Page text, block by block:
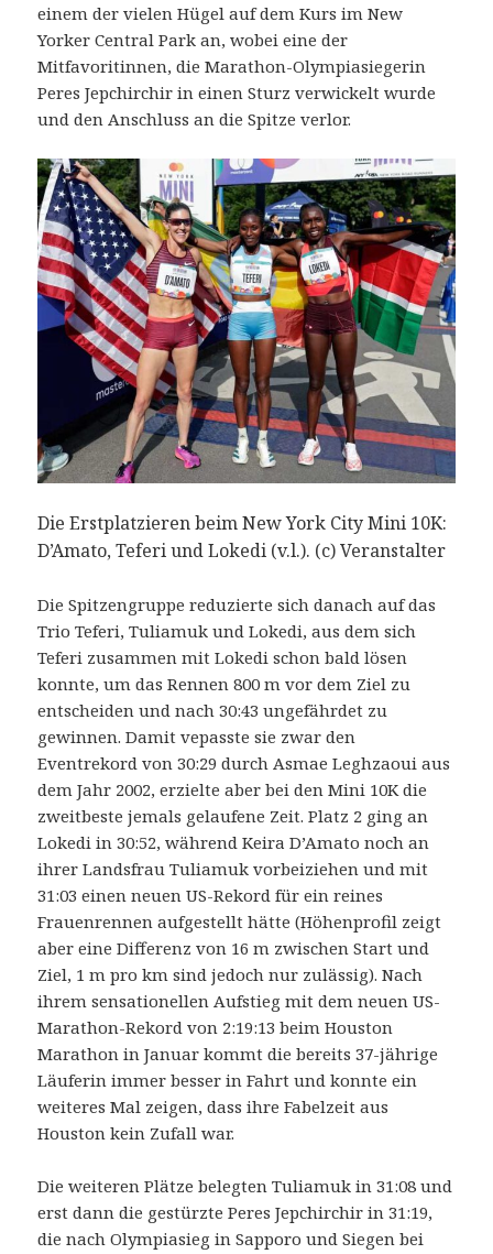
einem der vielen Hügel auf dem Kurs im New
Yorker Central Park an, wobei eine der
Mitfavoritinnen, die Marathon-Olympiasiegerin
Peres Jepchirchir in einen Sturz verwickelt wurde
und den Anschluss an die Spitze verlor.
Die Erstplatzieren beim New York City Mini 10K:
D’Amato, Teferi und Lokedi (v.l.). (c) Veranstalter
Die Spitzengruppe reduzierte sich danach auf das
Trio Teferi, Tuliamuk und Lokedi, aus dem sich
Teferi zusammen mit Lokedi schon bald lösen
konnte, um das Rennen 800 m vor dem Ziel zu
entscheiden und nach 30:43 ungefährdet zu
gewinnen. Damit vepasste sie zwar den
Eventrekord von 30:29 durch Asmae Leghzaoui aus
dem Jahr 2002, erzielte aber bei den Mini 10K die
zweitbeste jemals gelaufene Zeit. Platz 2 ging an
Lokedi in 30:52, während Keira D’Amato noch an
ihrer Landsfrau Tuliamuk vorbeiziehen und mit
31:03 einen neuen US-Rekord für ein reines
Frauenrennen aufgestellt hätte (Höhenprofil zeigt
aber eine Differenz von 16 m zwischen Start und
Ziel, 1 m pro km sind jedoch nur zulässig). Nach
ihrem sensationellen Aufstieg mit dem neuen US-
Marathon-Rekord von 2:19:13 beim Houston
Marathon in Januar kommt die bereits 37-jährige
Läuferin immer besser in Fahrt und konnte ein
weiteres Mal zeigen, dass ihre Fabelzeit aus
Houston kein Zufall war.
Die weiteren Plätze belegten Tuliamuk in 31:08 und
erst dann die gestürzte Peres Jepchirchir in 31:19,
die nach Olympiasieg in Sapporo und Siegen bei